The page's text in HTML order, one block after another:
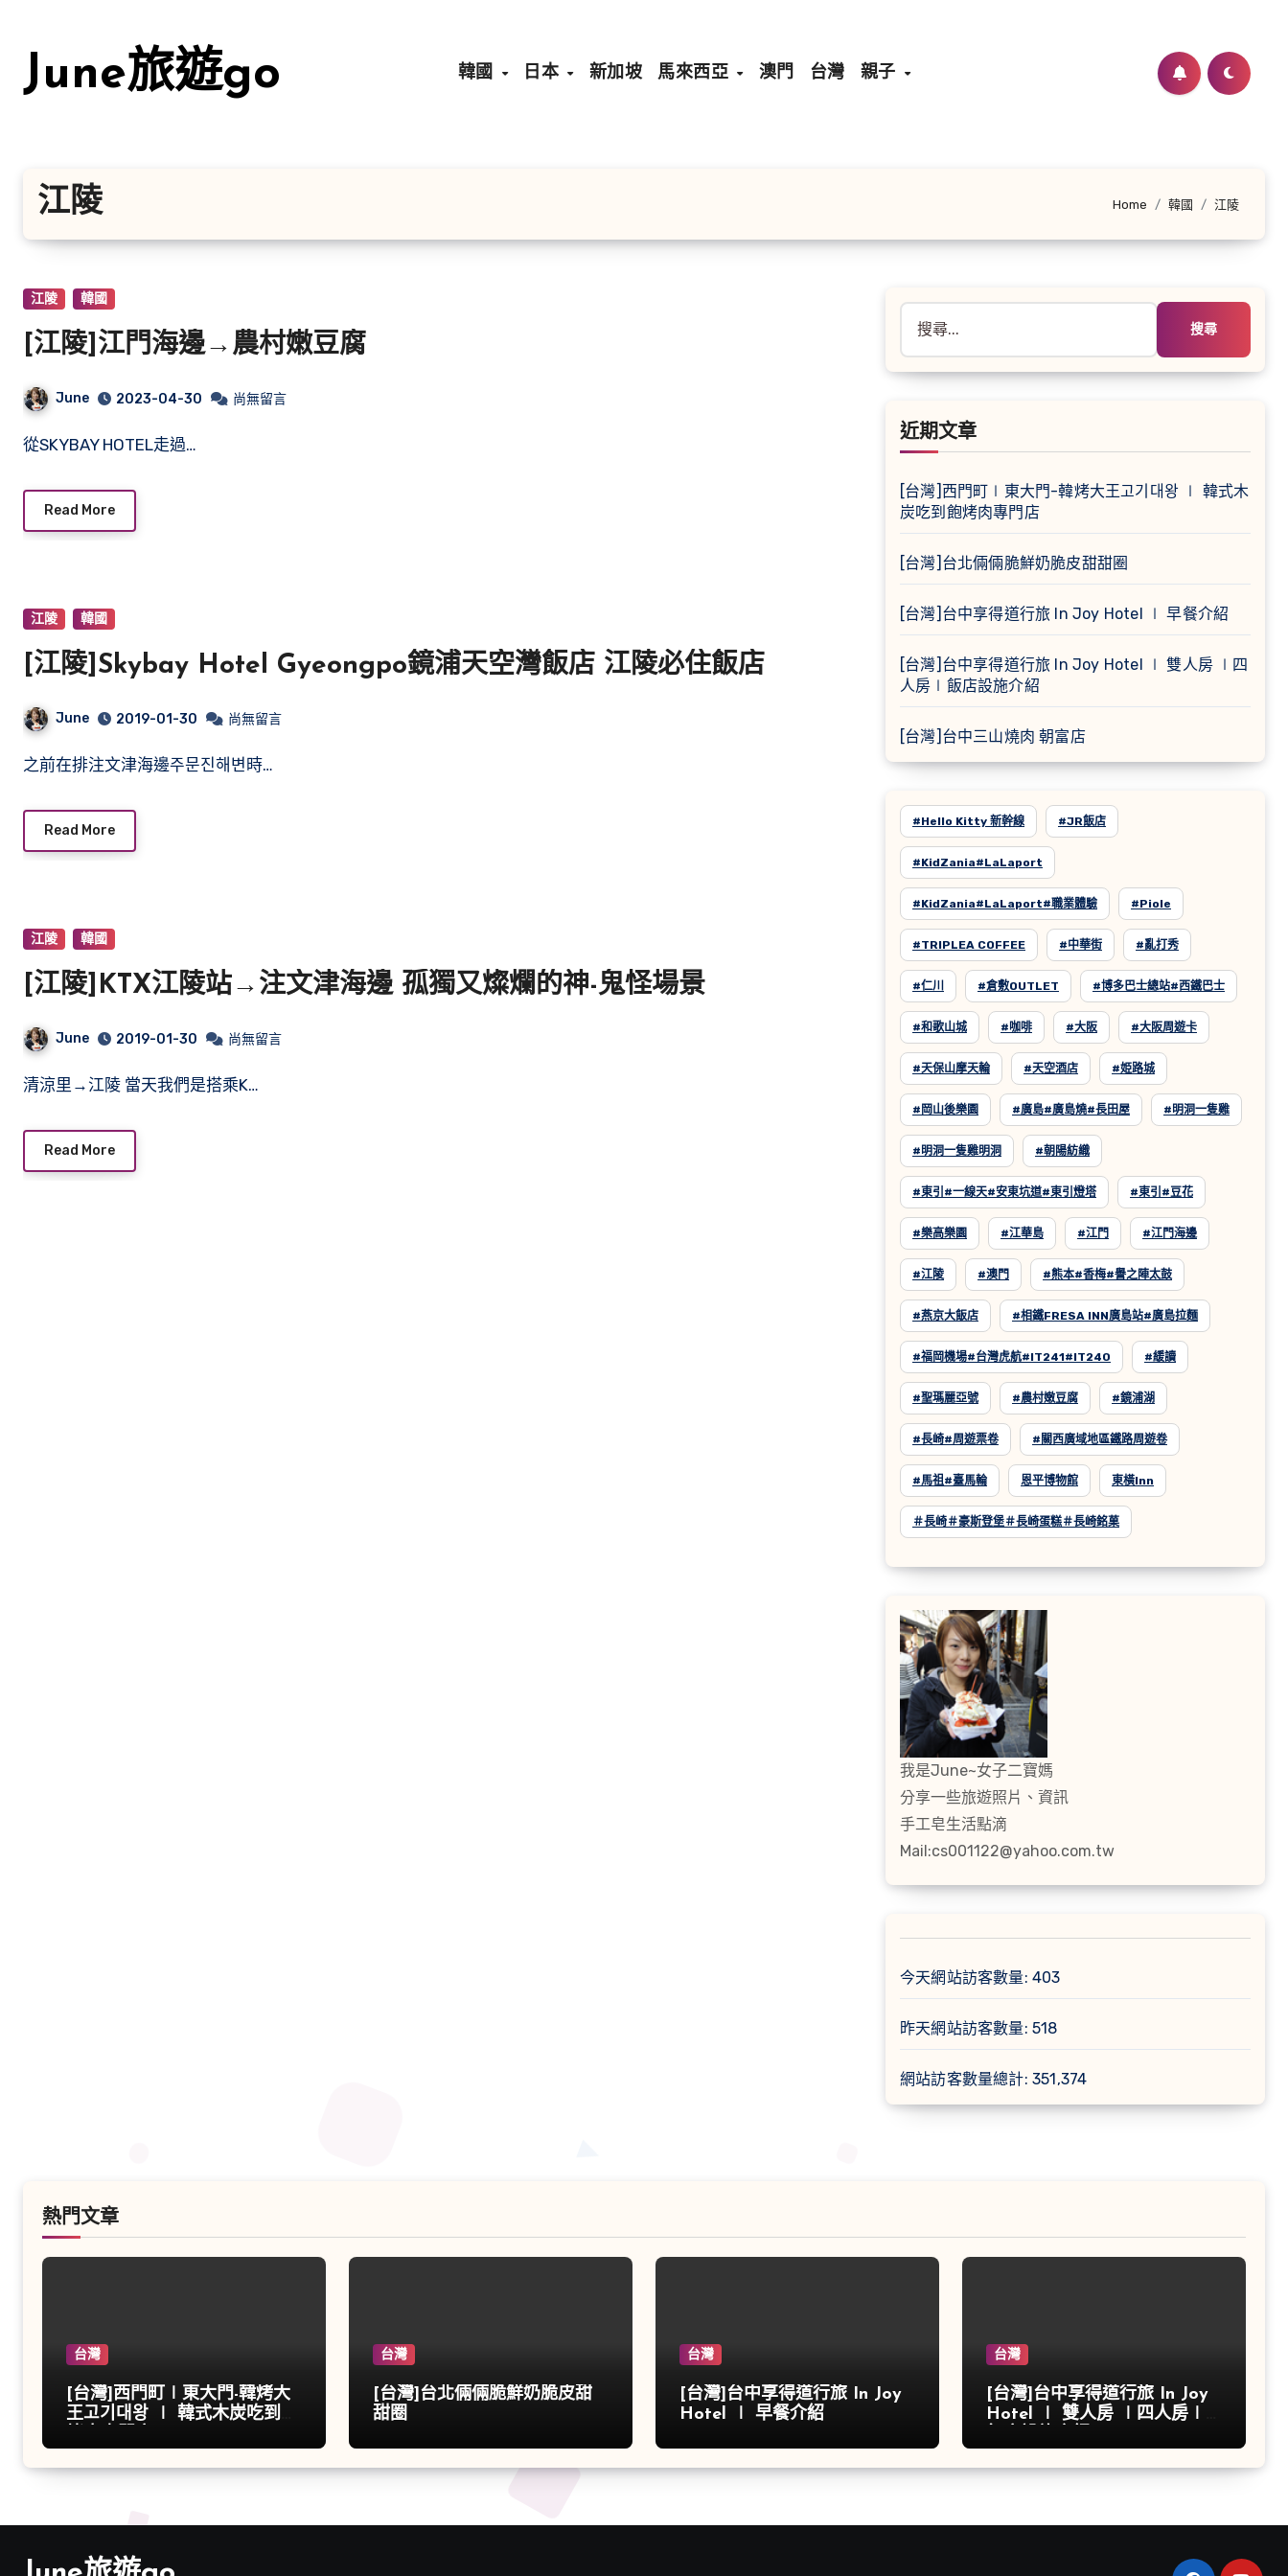
content
June旅遊go 韓國 日本 新加坡 馬來西亞 澳門 台灣 親子
江陵 Home 韓國 江陵
江陵 韓國
[江陵]江門海邊→農村嫩豆腐
June 2023-04-30 尚無留言
從SKYBAY HOTEL走過…
Read More
江陵 韓國
[江陵]Skybay Hotel Gyeongpo鏡浦天空灣飯店 江陵必住飯店
June 2019-01-30 尚無留言
之前在排注文津海邊주문진해변時…
Read More
江陵 韓國
[江陵]KTX江陵站→注文津海邊 孤獨又燦爛的神-鬼怪場景
June 2019-01-30 尚無留言
清涼里→江陵 當天我們是搭乘K…
Read More
關
字:
近期文章
[台灣]西門町∣東大門-韓烤大王고기대왕 ∣ 韓式木
炭吃到飽烤肉專門店
[台灣]台北倆倆脆鮮奶脆皮甜甜圈
[台灣]台中享得道行旅 In Joy Hotel ∣ 早餐介紹
[台灣]台中享得道行旅 In Joy Hotel ∣ 雙人房 ∣四
人房∣飯店設施介紹
[台灣]台中三山燒肉 朝富店
#Hello Kitty 新幹線 #JR飯店
#KidZania#LaLaport
#KidZania#LaLaport#職業體驗 #Piole
#TRIPLEA COFFEE #中華街 #亂打秀
#仁川 #倉敷OUTLET #博多巴士總站#西鐵巴士
#和歌山城 #咖啡 #大阪 #大阪周遊卡
#天保山摩天輪 #天空酒店 #姫路城
#岡山後樂園 #廣島#廣島燒#長田屋 #明洞一隻雞
#明洞一隻雞明洞 #朝陽紡織
#東引#一線天#安東坑道#東引燈塔 #東引#豆花
#樂高樂園 #江華島 #江門 #江門海邊
#江陵 #澳門 #熊本#香梅#譽之陣太鼓
#燕京大飯店 #相鐵FRESA INN廣島站#廣島拉麵
#福岡機場#台灣虎航#IT241#IT240 #緩讀
#聖瑪麗亞號 #農村嫩豆腐 #鏡浦湖
#長崎#周遊票卷 #關西廣域地區鐵路周遊卷
#馬祖#臺馬輪 恩平博物館 東橫inn
＃長崎＃豪斯登堡＃長崎蛋糕＃長崎銘菓
我是June~女子二寶媽
分享一些旅遊照片、資訊
手工皂生活點滴
Mail:cs001122@yahoo.com.tw
今天網站訪客數量: 403
昨天網站訪客數量: 518
網站訪客數量總計: 351,374
熱門文章
台灣
[台灣]西門町∣東大門-韓烤大
王고기대왕 ∣ 韓式木炭吃到飽
台灣
[台灣]台北倆倆脆鮮奶脆皮甜
甜圈
台灣
[台灣]台中享得道行旅 In Joy
Hotel ∣ 早餐介紹
台灣
[台灣]台中享得道行旅 In Joy
Hotel ∣ 雙人房 ∣四人房∣